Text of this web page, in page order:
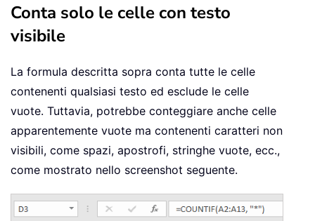
Conta solo le celle con testo
visibile
La formula descritta sopra conta tutte le celle
contenenti qualsiasi testo ed esclude le celle
vuote. Tuttavia, potrebbe conteggiare anche celle
apparentemente vuote ma contenenti caratteri non
visibili, come spazi, apostrofi, stringhe vuote, ecc.,
come mostrato nello screenshot seguente.